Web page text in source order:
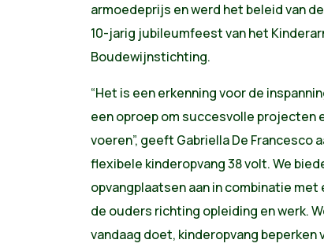
armoedeprijs en werd het beleid van
10-jarig jubileumfeest van het
Boudewijnstichting.
“Het is een erkenning voor de
een oproep om succesvolle projecten
voeren”, geeft Gabriella De Francesco
flexibele kinderopvang 38 volt. We
opvangplaatsen aan in combinatie
de ouders richting opleiding en werk.
vandaag doet, kinderopvang beperken